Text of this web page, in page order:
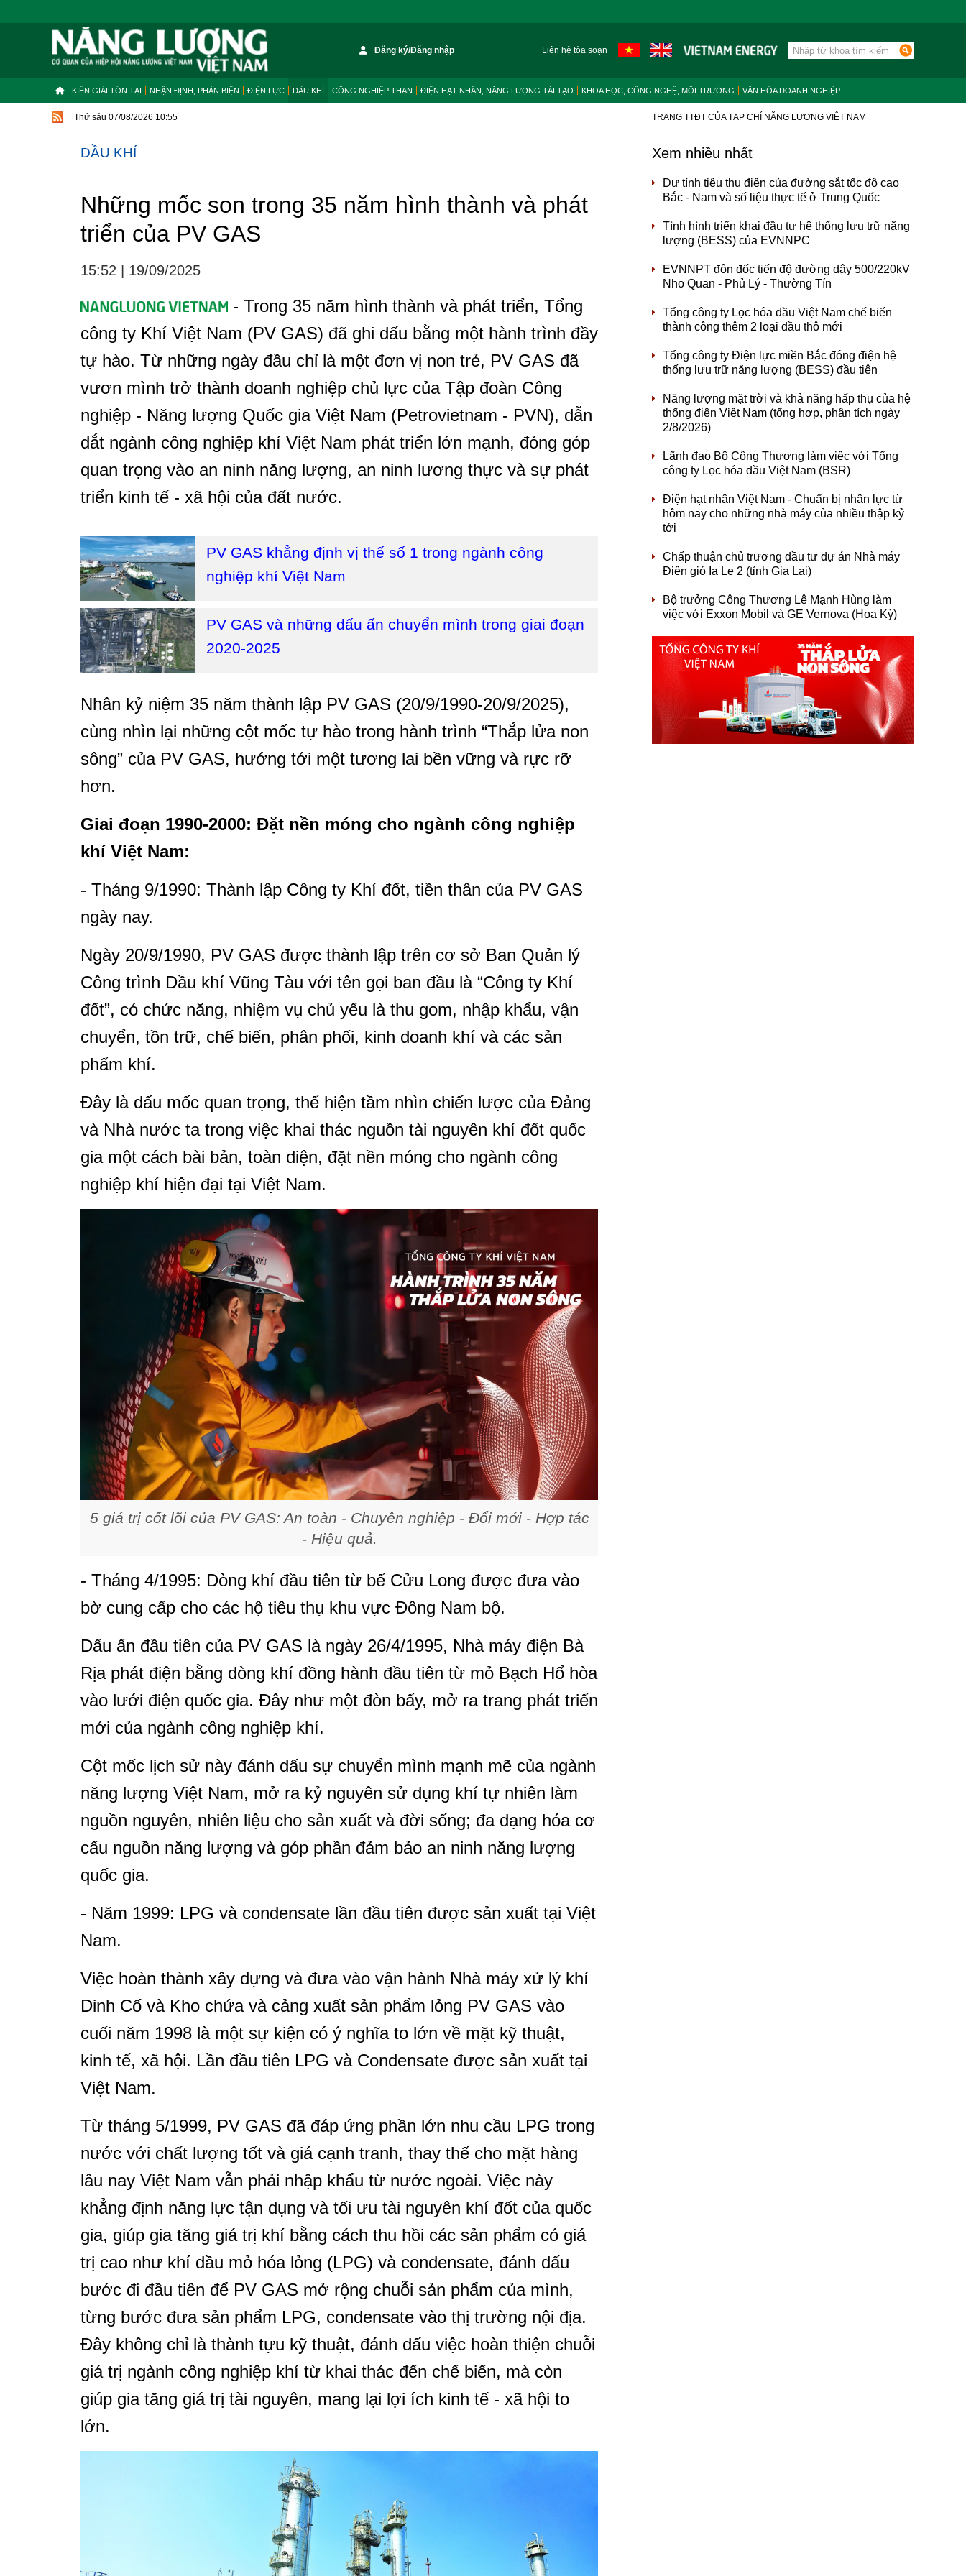
Đăng ký/Đăng nhập Liên hệ tòa soạn
KIẾN GIẢI TỒN TẠI NHẬN ĐỊNH, PHẢN BIỆN ĐIỆN LỰC DẦU KHÍ CÔNG NGHIỆP THAN ĐIỆN HẠT NHÂN, NĂNG LƯỢNG TÁI TẠO KHOA HỌC, CÔNG NGHỆ, MÔI TRƯỜNG VĂN HÓA DOANH NGHIỆP
Thứ sáu 07/08/2026 10:55 TRANG TTĐT CỦA TẠP CHÍ NĂNG LƯỢNG VIỆT NAM
DẦU KHÍ
Những mốc son trong 35 năm hình thành và phát
triển của PV GAS
15:52 19/09/2025
- Trong 35 năm hình thành và phát triển, Tổng
công ty Khí Việt Nam (PV GAS) đã ghi dấu bằng một hành trình đầy
tự hào. Từ những ngày đầu chỉ là một đơn vị non trẻ, PV GAS đã
vươn mình trở thành doanh nghiệp chủ lực của Tập đoàn Công
nghiệp - Năng lượng Quốc gia Việt Nam (Petrovietnam - PVN), dẫn
dắt ngành công nghiệp khí Việt Nam phát triển lớn mạnh, đóng góp
quan trọng vào an ninh năng lượng, an ninh lương thực và sự phát
triển kinh tế - xã hội của đất nước.
PV GAS khẳng định vị thế số 1 trong ngành công
nghiệp khí Việt Nam
PV GAS và những dấu ấn chuyển mình trong giai đoạn
2020-2025
Nhân kỷ niệm 35 năm thành lập PV GAS (20/9/1990-20/9/2025),
cùng nhìn lại những cột mốc tự hào trong hành trình “Thắp lửa non
sông” của PV GAS, hướng tới một tương lai bền vững và rực rỡ
hơn.
Giai đoạn 1990-2000: Đặt nền móng cho ngành công nghiệp
khí Việt Nam:
- Tháng 9/1990: Thành lập Công ty Khí đốt, tiền thân của PV GAS
ngày nay.
Ngày 20/9/1990, PV GAS được thành lập trên cơ sở Ban Quản lý
Công trình Dầu khí Vũng Tàu với tên gọi ban đầu là “Công ty Khí
đốt”, có chức năng, nhiệm vụ chủ yếu là thu gom, nhập khẩu, vận
chuyển, tồn trữ, chế biến, phân phối, kinh doanh khí và các sản
phẩm khí.
Đây là dấu mốc quan trọng, thể hiện tầm nhìn chiến lược của Đảng
và Nhà nước ta trong việc khai thác nguồn tài nguyên khí đốt quốc
gia một cách bài bản, toàn diện, đặt nền móng cho ngành công
nghiệp khí hiện đại tại Việt Nam.
5 giá trị cốt lõi của PV GAS: An toàn - Chuyên nghiệp - Đổi mới - Hợp tác
- Hiệu quả.
- Tháng 4/1995: Dòng khí đầu tiên từ bể Cửu Long được đưa vào
bờ cung cấp cho các hộ tiêu thụ khu vực Đông Nam bộ.
Dấu ấn đầu tiên của PV GAS là ngày 26/4/1995, Nhà máy điện Bà
Rịa phát điện bằng dòng khí đồng hành đầu tiên từ mỏ Bạch Hổ hòa
vào lưới điện quốc gia. Đây như một đòn bẩy, mở ra trang phát triển
mới của ngành công nghiệp khí.
Cột mốc lịch sử này đánh dấu sự chuyển mình mạnh mẽ của ngành
năng lượng Việt Nam, mở ra kỷ nguyên sử dụng khí tự nhiên làm
nguồn nguyên, nhiên liệu cho sản xuất và đời sống; đa dạng hóa cơ
cấu nguồn năng lượng và góp phần đảm bảo an ninh năng lượng
quốc gia.
- Năm 1999: LPG và condensate lần đầu tiên được sản xuất tại Việt
Nam.
Việc hoàn thành xây dựng và đưa vào vận hành Nhà máy xử lý khí
Dinh Cố và Kho chứa và cảng xuất sản phẩm lỏng PV GAS vào
cuối năm 1998 là một sự kiện có ý nghĩa to lớn về mặt kỹ thuật,
kinh tế, xã hội. Lần đầu tiên LPG và Condensate được sản xuất tại
Việt Nam.
Từ tháng 5/1999, PV GAS đã đáp ứng phần lớn nhu cầu LPG trong
nước với chất lượng tốt và giá cạnh tranh, thay thế cho mặt hàng
lâu nay Việt Nam vẫn phải nhập khẩu từ nước ngoài. Việc này
khẳng định năng lực tận dụng và tối ưu tài nguyên khí đốt của quốc
gia, giúp gia tăng giá trị khí bằng cách thu hồi các sản phẩm có giá
trị cao như khí dầu mỏ hóa lỏng (LPG) và condensate, đánh dấu
bước đi đầu tiên để PV GAS mở rộng chuỗi sản phẩm của mình,
từng bước đưa sản phẩm LPG, condensate vào thị trường nội địa.
Đây không chỉ là thành tựu kỹ thuật, đánh dấu việc hoàn thiện chuỗi
giá trị ngành công nghiệp khí từ khai thác đến chế biến, mà còn
giúp gia tăng giá trị tài nguyên, mang lại lợi ích kinh tế - xã hội to
lớn.
Xem nhiều nhất
Dự tính tiêu thụ điện của đường sắt tốc độ cao
Bắc - Nam và số liệu thực tế ở Trung Quốc
Tình hình triển khai đầu tư hệ thống lưu trữ năng
lượng (BESS) của EVNNPC
EVNNPT đôn đốc tiến độ đường dây 500/220kV
Nho Quan - Phủ Lý - Thường Tín
Tổng công ty Lọc hóa dầu Việt Nam chế biến
thành công thêm 2 loại dầu thô mới
Tổng công ty Điện lực miền Bắc đóng điện hệ
thống lưu trữ năng lượng (BESS) đầu tiên
Năng lượng mặt trời và khả năng hấp thụ của hệ
thống điện Việt Nam (tổng hợp, phân tích ngày
2/8/2026)
Lãnh đạo Bộ Công Thương làm việc với Tổng
công ty Lọc hóa dầu Việt Nam (BSR)
Điện hạt nhân Việt Nam - Chuẩn bị nhân lực từ
hôm nay cho những nhà máy của nhiều thập kỷ
tới
Chấp thuận chủ trương đầu tư dự án Nhà máy
Điện gió Ia Le 2 (tỉnh Gia Lai)
Bộ trưởng Công Thương Lê Mạnh Hùng làm
việc với Exxon Mobil và GE Vernova (Hoa Kỳ)